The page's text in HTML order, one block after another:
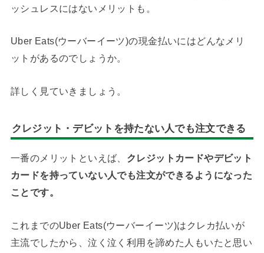
ッシュレスにはないメリットも。
Uber Eats(ウーバーイーツ)の現金払いにはどんなメリ
ットがあるのでしょうか。
詳しく見ていきましょう。
クレジット・デビットを持たない人でも注文できる
一番のメリットといえば、 クレジットカードやデビット
カードを持っていない人でも注文ができるようになった
ことです。
これまでのUber Eats(ウーバーイーツ)はクレカ払いが
主流でしたから、泣く泣く利用を諦めた人もいたと思い